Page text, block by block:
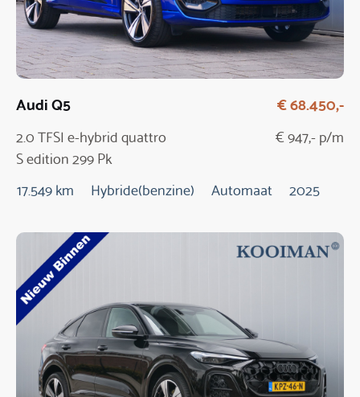
Audi Q5
2.0 TFSI e-hybrid quattro
S edition 299 Pk
Automaat / NIEUW
MODEL
€ 68.450,-
€ 947,- p/m
17.549 km Hybride(benzine) Automaat 2025